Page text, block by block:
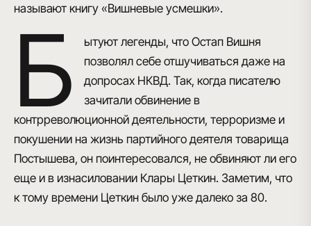
называют книгу «Вишневые усмешки».
Б
ытуют легенды, что Остап Вишня
позволял себе отшучиваться даже на
допросах НКВД. Так, когда писателю
зачитали обвинение в
контрреволюционной деятельности, терроризме и
покушении на жизнь партийного деятеля товарища
Постышева, он поинтересовался, не обвиняют ли его
еще и в изнасиловании Клары Цеткин. Заметим, что
к тому времени Цеткин было уже далеко за 80.